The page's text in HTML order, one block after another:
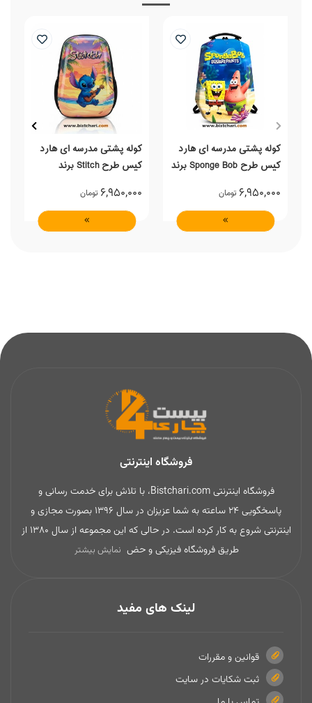
کوله پشتی مدرسه ای هارد
کیس طرح Sponge Bob برند
6,950,000 تومان
کوله پشتی مدرسه ای هارد
کیس طرح Stitch برند
6,950,000 تومان
فروشگاه اینترنتی
فروشگاه اینترنتی Bistchari.com، با تلاش برای خدمت رسانی و
پاسخگویی 24 ساعته به شما عزیزان در سال 1396 بصورت مجازی و
اینترنتی شروع به کار کرده است. در حالی که این مجموعه از سال 1380 از
طریق فروشگاه فیزیکی و حض نمایش بیشتر
لینک های مفید
قوانین و مقررات
ثبت شکایات در سایت